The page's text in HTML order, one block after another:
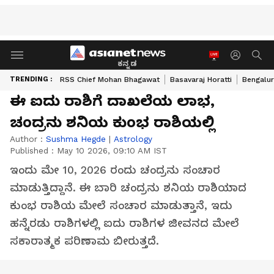
ಕನ್ನಡ
TRENDING : RSS Chief Mohan Bhagawat Basavaraj Horatti
ಈ ಐದು ರಾಶಿಗೆ ದಾಖಲೆಯ ಲಾಭ,
ಚಂದ್ರನು ಶನಿಯ ಕುಂಭ ರಾಶಿಯಲ್ಲಿ
Author : Sushma Hegde | Astrology
Published : May 10 2026, 09:10 AM IST
ಇಂದು ಮೇ 10, 2026 ರಂದು ಚಂದ್ರನು ಸಂಚಾರ
ಮಾಡುತ್ತಿದ್ದಾನೆ. ಈ ಬಾರಿ ಚಂದ್ರನು ಶನಿಯ ರಾಶಿಯಾದ
ಕುಂಭ ರಾಶಿಯ ಮೇಲೆ ಸಂಚಾರ ಮಾಡುತ್ತಾನೆ, ಇದು
ಹನ್ನೆರಡು ರಾಶಿಗಳಲ್ಲಿ ಐದು ರಾಶಿಗಳ ಜೀವನದ ಮೇಲೆ
ಸಕಾರಾತ್ಮಕ ಪರಿಣಾಮ ಬೀರುತ್ತದೆ.